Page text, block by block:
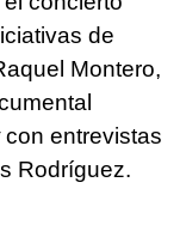
de
Montero,
con entrevistas
Rodríguez.